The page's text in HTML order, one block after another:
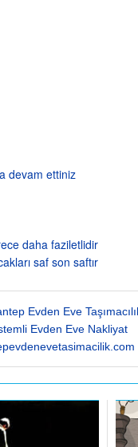
devam ettiniz
daha faziletlidir
saf son saftır
Evden Eve
Evden Eve Nakliyat